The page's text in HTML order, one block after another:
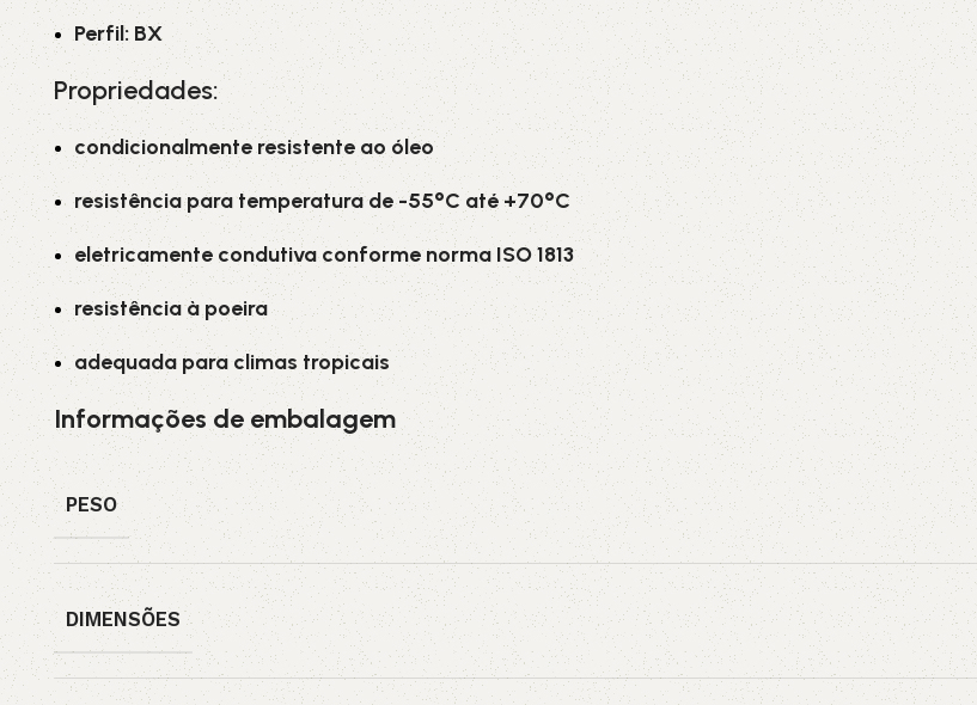
Perfil: BX
Propriedades:
condicionalmente resistente ao óleo
resistência para temperatura de -55°C até +70°C
eletricamente condutiva conforme norma ISO 1813
resistência à poeira
adequada para climas tropicais
Informações de embalagem
PESO
DIMENSÕES